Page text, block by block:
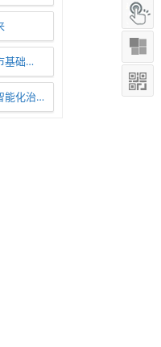
基础…
能化治…